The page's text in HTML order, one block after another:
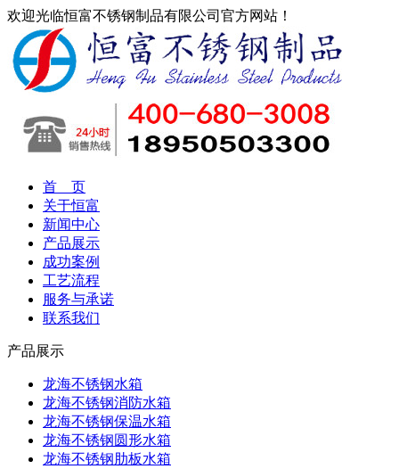
欢迎光临恒富不锈钢制品有限公司官方网站！
首 页
关于恒富
新闻中心
产品展示
成功案例
工艺流程
服务与承诺
联系我们
产品展示
龙海不锈钢水箱
龙海不锈钢消防水箱
龙海不锈钢保温水箱
龙海不锈钢圆形水箱
龙海不锈钢肋板水箱